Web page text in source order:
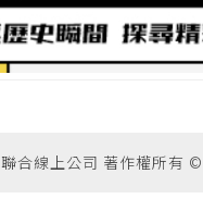
聯合線上公司 著作權所有